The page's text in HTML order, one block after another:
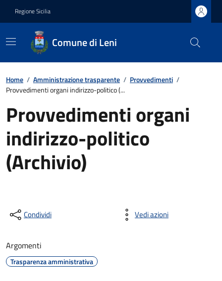
Regione Sicilia
Comune di Leni
Home / Amministrazione trasparente / Provvedimenti /
Provvedimenti organi indirizzo-politico (...
Provvedimenti organi
indirizzo-politico
(Archivio)
Condividi Vedi azioni
Argomenti
Trasparenza amministrativa